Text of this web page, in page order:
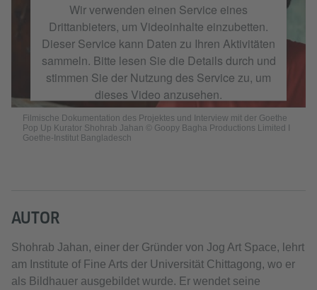
Wir verwenden einen Service eines
Drittanbieters, um Videoinhalte einzubetten.
Dieser Service kann Daten zu Ihren Aktivitäten
sammeln. Bitte lesen Sie die Details durch und
stimmen Sie der Nutzung des Service zu, um
dieses Video anzusehen.
Mehr Informationen
Filmische Dokumentation des Projektes und Interview mit der Goethe
Pop Up Kurator Shohrab Jahan © Goopy Bagha Productions Limited I
Goethe-Institut Bangladesch
AUTOR
Shohrab Jahan, einer der Gründer von Jog Art Space, lehrt
am Institute of Fine Arts der Universität Chittagong, wo er
als Bildhauer ausgebildet wurde. Er wendet seine